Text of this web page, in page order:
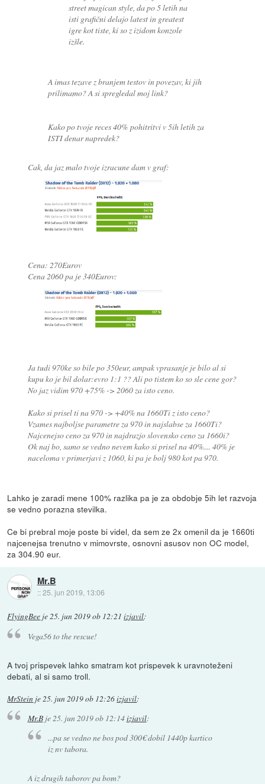
street magican style, da po 5 letih na
isti grafični delajo latest in greatest
igre kot tiste, ki so z izidom konzole
izšle.
A imas tezave z branjem testov in povezav, ki jih
prilimamo? A si spregledal moj link?
Kako po tvoje reces 40% pohitritvi v 5ih letih za
ISTI denar napredek?
Cak, da jaz malo tvoje izracune dam v graf:
Cena: 270Eurov
Cena 2060 pa je 340Eurov:
Ja tudi 970ke so bile po 350eur, ampak vprasanje je bilo al si
kupu ko je bil dolar:evro 1:1 ?? Ali po tistem ko so sle cene gor?
No jaz vidim 970 +75% -> 2060 za isto ceno.
Kako si prisel ti na 970 -> +40% na 1660Ti z isto ceno?
Vzames najboljse parametre za 970 in najslabse za 1660Ti?
Najcenejso ceno za 970 in najdrazjo slovensko ceno za 1660i?
Ok naj bo, samo se vedno nevem kako si prisel na 40%.... 40% je
naceloma v primerjavi z 1060, ki pa je bolj 980 kot pa 970.
Lahko je zaradi mene 100% razlika pa je za obdobje 5ih let razvoja
se vedno porazna stevilka.
Ce bi prebral moje poste bi videl, da sem ze 2x omenil da je 1660ti
najcenejsa trenutno v mimovrste, osnovni asusov non OC model,
za 304.90 eur.
Mr.B
::25. jun 2019, 13:06
FlyingBee je25. jun 2019 ob 12:21 izjavil:
Vega56 to the rescue!
A tvoj prispevek lahko smatram kot prispevek k uravnoteženi
debati, al si samo troll.
MrStein je25. jun 2019 ob 12:26izjavil:
Mr.Bje25. jun 2019 ob 12:14izjavil:
...pa se vedno ne bos pod 300€ dobil 1440p kartico
iz nv tabora.
A iz drugih taborov pa bom?